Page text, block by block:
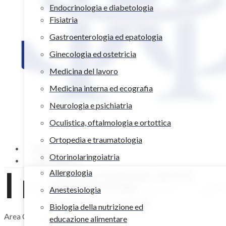
Endocrinologia e diabetologia
Fisiatria
Gastroenterologia ed epatologia
Ginecologia ed ostetricia
Medicina del lavoro
Medicina interna ed ecografia
Neurologia e psichiatria
Oculistica, oftalmologia e ortottica
Ortopedia e traumatologia
Otorinolaringoiatria
Pneumologia e fisiopatologia respiratoria
Psicologia e psicoterapia
Reumatologia e immunologia
Senologia
Poliambulatori
Allergologia
Anestesiologia
Biologia della nutrizione ed
educazione alimentare
I nostri
Area Cardiovascolare